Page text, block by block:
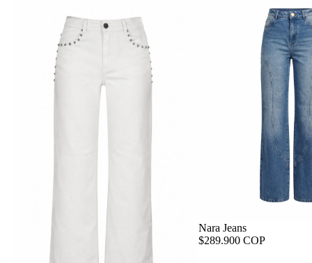
Nara Jeans
$289.900 COP